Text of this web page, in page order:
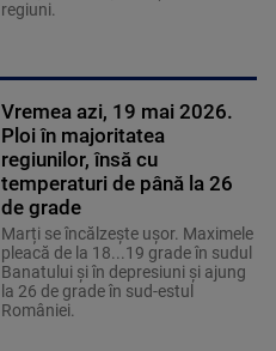
regiuni.
Vremea azi, 19 mai 2026.
Ploi în majoritatea
regiunilor, însă cu
temperaturi de până la 26
de grade
Marți se încălzește ușor. Maximele
pleacă de la 18...19 grade în sudul
Banatului și în depresiuni și ajung
la 26 de grade în sud-estul
României.